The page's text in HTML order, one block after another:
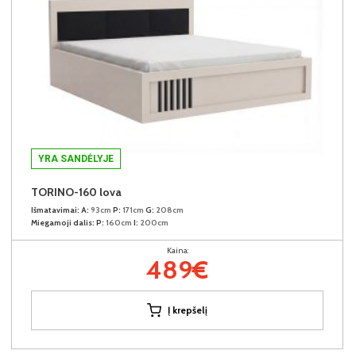
YRA SANDĖLYJE
TORINO-160 lova
Išmatavimai: A: 93cm P: 171cm G: 208cm
Miegamoji dalis: P: 160cm I: 200cm
Kaina:
489€
Į krepšelį